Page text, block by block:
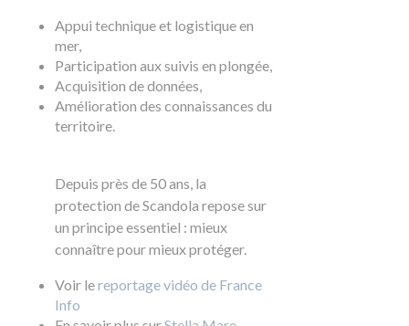
Appui technique et logistique en
mer,
Participation aux suivis en plongée,
Acquisition de données,
Amélioration des connaissances du
territoire.
Depuis près de 50 ans, la
protection de Scandola repose sur
un principe essentiel : mieux
connaître pour mieux protéger.
Voir lereportage vidéo de France
Info